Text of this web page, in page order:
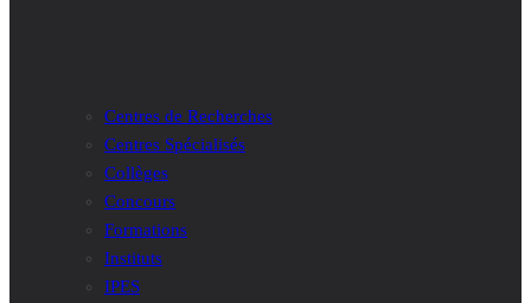
Centres de Recherches
Centres Spécialisés
Collèges
Concours
Formations
Instituts
IPES